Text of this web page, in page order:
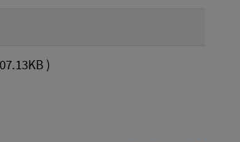
)